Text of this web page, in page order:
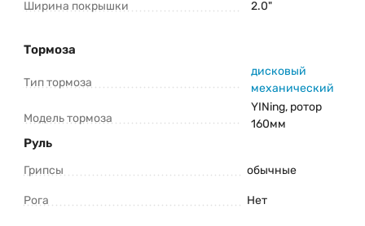
Ширина покрышки 2.0"
Тормоза
Тип тормоза
дисковый
механический
Модель тормоза
YINing, ротор
160мм
Руль
Грипсы обычные
Рога Нет